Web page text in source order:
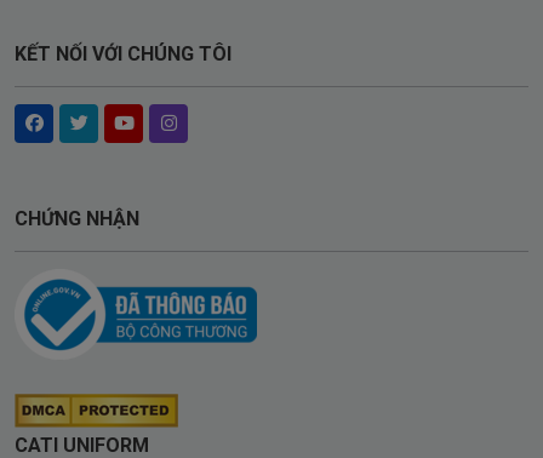
KẾT NỐI VỚI CHÚNG TÔI
CHỨNG NHẬN
CATI UNIFORM